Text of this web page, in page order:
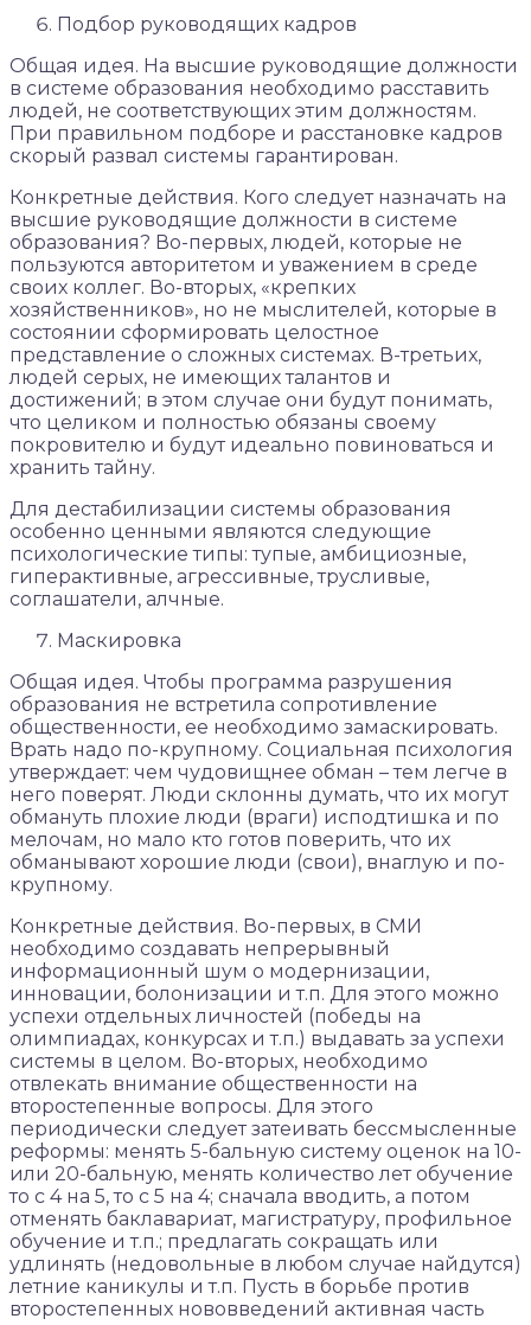
Подбор руководящих кадров
Общая идея. На высшие руководящие должности
в системе образования необходимо расставить
людей, не соответствующих этим должностям.
При правильном подборе и расстановке кадров
скорый развал системы гарантирован.
Конкретные действия. Кого следует назначать на
высшие руководящие должности в системе
образования? Во-первых, людей, которые не
пользуются авторитетом и уважением в среде
своих коллег. Во-вторых, «крепких
хозяйственников», но не мыслителей, которые в
состоянии сформировать целостное
представление о сложных системах. В-третьих,
людей серых, не имеющих талантов и
достижений; в этом случае они будут понимать,
что целиком и полностью обязаны своему
покровителю и будут идеально повиноваться и
хранить тайну.
Для дестабилизации системы образования
особенно ценными являются следующие
психологические типы: тупые, амбициозные,
гиперактивные, агрессивные, трусливые,
соглашатели, алчные.
Маскировка
Общая идея. Чтобы программа разрушения
образования не встретила сопротивление
общественности, ее необходимо замаскировать.
Врать надо по-крупному. Социальная психология
утверждает: чем чудовищнее обман – тем легче в
него поверят. Люди склонны думать, что их могут
обмануть плохие люди (враги) исподтишка и по
мелочам, но мало кто готов поверить, что их
обманывают хорошие люди (свои), внаглую и по-
крупному.
Конкретные действия. Во-первых, в СМИ
необходимо создавать непрерывный
информационный шум о модернизации,
инновации, болонизации и т.п. Для этого можно
успехи отдельных личностей (победы на
олимпиадах, конкурсах и т.п.) выдавать за успехи
системы в целом. Во-вторых, необходимо
отвлекать внимание общественности на
второстепенные вопросы. Для этого
периодически следует затеивать бессмысленные
реформы: менять 5-бальную систему оценок на 10-
или 20-бальную, менять количество лет обучение
то с 4 на 5, то с 5 на 4; сначала вводить, а потом
отменять баклавариат, магистратуру, профильное
обучение и т.п.; предлагать сокращать или
удлинять (недовольные в любом случае найдутся)
летние каникулы и т.п. Пусть в борьбе против
второстепенных нововведений активная часть